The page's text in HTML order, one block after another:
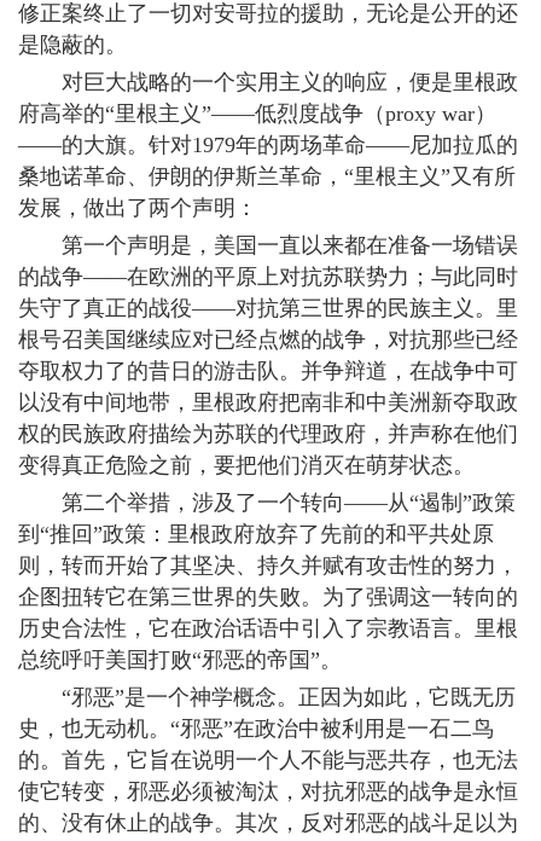
修正案终止了一切对安哥拉的援助，无论是公开的还
是隐蔽的。
对巨大战略的一个实用主义的响应，便是里根政
府高举的“里根主义”——低烈度战争（proxy war）
——的大旗。针对1979年的两场革命——尼加拉瓜的
桑地诺革命、伊朗的伊斯兰革命，“里根主义”又有所
发展，做出了两个声明：
第一个声明是，美国一直以来都在准备一场错误
的战争——在欧洲的平原上对抗苏联势力；与此同时
失守了真正的战役——对抗第三世界的民族主义。里
根号召美国继续应对已经点燃的战争，对抗那些已经
夺取权力了的昔日的游击队。并争辩道，在战争中可
以没有中间地带，里根政府把南非和中美洲新夺取政
权的民族政府描绘为苏联的代理政府，并声称在他们
变得真正危险之前，要把他们消灭在萌芽状态。
第二个举措，涉及了一个转向——从“遏制”政策
到“推回”政策：里根政府放弃了先前的和平共处原
则，转而开始了其坚决、持久并赋有攻击性的努力，
企图扭转它在第三世界的失败。为了强调这一转向的
历史合法性，它在政治话语中引入了宗教语言。里根
总统呼吁美国打败“邪恶的帝国”。
“邪恶”是一个神学概念。正因为如此，它既无历
史，也无动机。“邪恶”在政治中被利用是一石二鸟
的。首先，它旨在说明一个人不能与恶共存，也无法
使它转变，邪恶必须被淘汰，对抗邪恶的战争是永恒
的、没有休止的战争。其次，反对邪恶的战斗足以为